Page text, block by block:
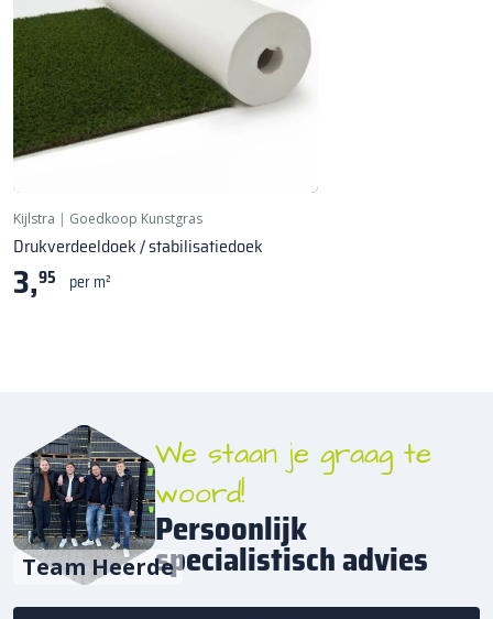
Kijlstra | Goedkoop Kunstgras
Drukverdeeldoek / stabilisatiedoek
3,95 per m²
Team Heerde
We staan je graag te
woord!
Persoonlijk
specialistisch advies